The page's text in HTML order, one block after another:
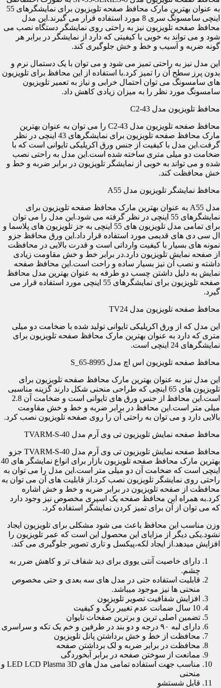
به عنوان بهترین مارک محافظ صفحه تلویزیون برای نمایشگرهای 55
اینچی سامسونگ سری 8 مورد استفاده قرار می گیرند.این مدل
محافظ صفحه تلویزیون نیز به راحتی روی نمایشگر دستگاه نصب می
شود و می تواند به خوبی با کیفیتی که دارد از نمایشگر در برابر هر
گونه ضربه و آسیب و خط و خش جلوگیری کند.
این مدل نیز به راحتی تمیز می شود و می توان با یک دستمال نرم و
بدون پرز سطح آن را تمیز کرد.با استفاده از این محافظ برای تلویزیون
های سامسونگ می توان احتمال خرابی و نیاز به تعمیر تلویزیون
سامسونگ مورد نظر را به میزان زیادی کاهش داد.
محافظ تلویزیون مدل C2-43
محافظ صفحه تلویزیون مدل C2-43 را می توان به عنوان بهترین
مارک محافظ صفحه تلویزیون برای نمایشگرهای 43 اینچی در نظر
گرفت.این مدل با کیفیت از جنس ورق اکریلیکی تایوانی است که با
ضخامت دو میلی متری ساخته شده است.این مدل به راحتی نصب
شده و می تواند به خوبی از نمایشگر تلویزیون در برابر ضربه و خط و
خش محافظت کند.
محافظ نمایشگر تلویزیون مدل A55
مدل A55 به عنوان بهترین مارک محافظ صفحه تلویزیون برای
نمایشگرهای 55 اینچی در نظر گرفته می شود.این مدل را می توان
برای تمامی مدل تلویزیون های 55 اینچی به جز تلویزیون های پلاسما و
ال سی دی های قدیمی مورد استفاده قرار داد.این ورق محافظ جزو
نمونه های بسیار با کیفیت وارداتی است و قدرت بالایی در محافظت
از صفحه نمایش تلویزیون دارد.در برابر خط و خش مقاومت زیادی
داشته و نصب آن نیز بسیار ساده و راحت است.این محافظ صفحه
نمایش به دلیل داشتن چسب دو طرفه به عنوان بهترین مدل محافظ
صفحه تلویزیون برای نمایشگرهای 55 اینچی مورد استفاده قرار می
گیرد.
محافظ صفحه تلویزیون مدل TV24
این مدل که از ورق اکریلیکی تایوانی تولید شده با ضخامت دو میلی
متری که دارد به عنوان بهترین مارک محافظ صفحه تلویزیون برای
نمایشگرهای 24 اینچی است.
محافظ صفحه تلویزیون اس اچ مدل S_65-8995
این مدل نیز به عنوان بهترین مارک محافظ صفحه تلویزیون برای
تلویزیون های 65 اینچی که طراحی منحنی شکل دارند گزینه مناسبی
است.این محافظ از جنس ورق های تایوانی است و ضخامت آن 2.8
میلی متر است.این محافظ در برابر ضربه و خط و خش مقاومت
بالایی دارد و می توان به راحتی آن را روی صفحه تلویزیون نصب کرد.
محافظ صفحه نمایش تلویزیون تی وی آرم مدل TVARM-S-40
محافظ صفحه نمایش تلویزیون تی وی آرم مدل TVARM-S-40 جزو
بهترین مارک محافظ صفحه تلویزیون بازار برای انواع نمایشگر های 40
اینچی است که ضخامت آن دو میلی متر است.این مدل را می توان به
راحتی روی نمایشگر تلویزیون نصب کرد.از قابلیت های آن می توان به
محافظت از صفحه تلویزیون در برابر ضربه و خط و خش اشاره
کرد.به همراه این محافظ صفحه یک اسپری مخصوص نیز وجود دارد
که می توان از آن برای تمیز کردن نمایشگر استفاده کرد.
وزن مناسب این محافظ باعث می شود مشکلی برای تلویزیون ایجاد
نشود.یکی دیگر از مزایای این محصول این است که عمر تلویزیون را
افزایش میدهد.از ایجاد لکه،پیکسل و تاری تصویر جلوگیری می کند.
دارای خاصیت آنتی یووی برای دید شفاف تر و کاهش ضرر به
چشم.
قابلیت استفاده حتی در مدل های سه بعدی و حتی مخصوص
منحنی ها نیز موجود میباشد.
افزایش شفافیت تصویر تلویزیون
10 سال ضمانت عدم تغییر رنگ و کیفیت
تضمین اصلی ترین و برترین صفحات تایوان
دارای لبه ۹۰ درجه و دو بند در طرفین و خم یک تکه و سراسری
محافظت از خط و خش برداشتن پانل تلویزیون
محافظت در برابر ضربه و لک برداشتن صفحه
ممانعت از سوختن صفحه در برابر آبخوردگی
مناسب جهت استفاده تمامی مدل های LED LCD Plasma 3D و
منحنی
قابل شستشو